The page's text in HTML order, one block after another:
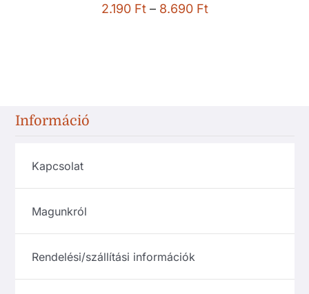
2.190 Ft – 8.690 FtÁrtartomány:
Információ
Kapcsolat
Magunkról
Rendelési/szállítási információk